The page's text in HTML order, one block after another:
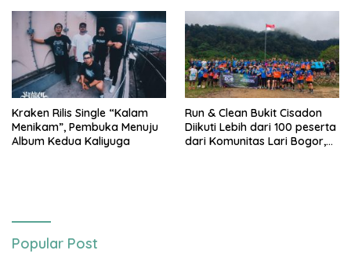
Kraken Rilis Single “Kalam
Menikam”, Pembuka Menuju
Album Kedua Kaliyuga
Run & Clean Bukit Cisadon
Diikuti Lebih dari 100 peserta
dari Komunitas Lari Bogor,
Popular Post